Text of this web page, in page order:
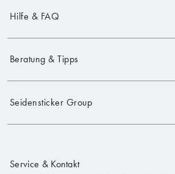
Hilfe & FAQ
Beratung & Tipps
Seidensticker Group
Service & Kontakt